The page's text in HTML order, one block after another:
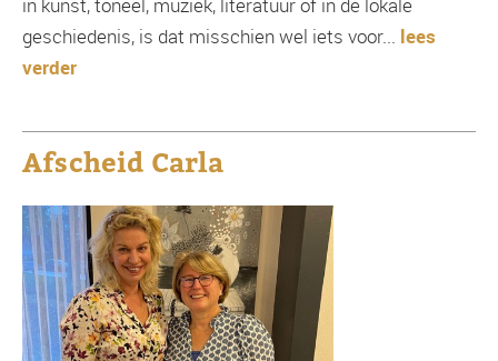
in kunst, toneel, muziek, literatuur of in de lokale
geschiedenis, is dat misschien wel iets voor... lees
verder
Afscheid Carla